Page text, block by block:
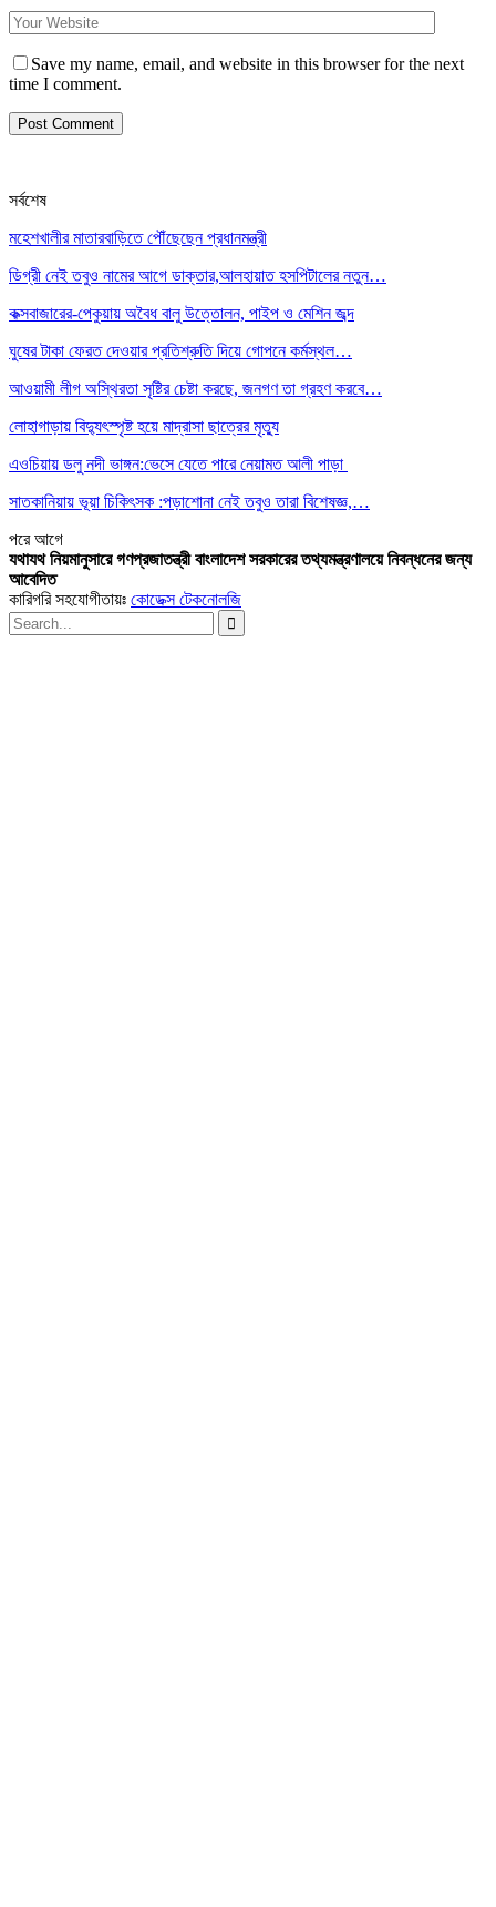
Save my name, email, and website in this browser for the next
time I comment.
সর্বশেষ
মহেশখালীর মাতারবাড়িতে পৌঁছেছেন প্রধানমন্ত্রী
ডিগ্রী নেই তবুও নামের আগে ডাক্তার,আলহায়াত হসপিটালের নতুন…
কক্সবাজারের-পেকুয়ায় অবৈধ বালু উত্তোলন, পাইপ ও মেশিন জব্দ
ঘুষের টাকা ফেরত দেওয়ার প্রতিশ্রুতি দিয়ে গোপনে কর্মস্থল…
আওয়ামী লীগ অস্থিরতা সৃষ্টির চেষ্টা করছে, জনগণ তা গ্রহণ করবে…
লোহাগাড়ায় বিদ্যুৎস্পৃষ্ট হয়ে মাদ্রাসা ছাত্রের মৃত্যু
এওচিয়ায় ডলু নদী ভাঙ্গন:ভেসে যেতে পারে নেয়ামত আলী পাড়া
সাতকানিয়ায় ভূয়া চিকিৎসক :পড়াশোনা নেই তবুও তারা বিশেষজ্ঞ,…
পরেআগে
যথাযথ নিয়মানুসারে গণপ্রজাতন্ত্রী বাংলাদেশ সরকারের তথ্যমন্ত্রণালয়ে নিবন্ধনের জন্য
আবেদিত
কারিগরি সহযোগীতায়ঃ কোডেক্স টেকনোলজি